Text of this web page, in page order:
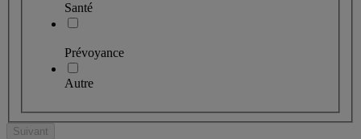
Santé
Prévoyance
Autre
Suivant